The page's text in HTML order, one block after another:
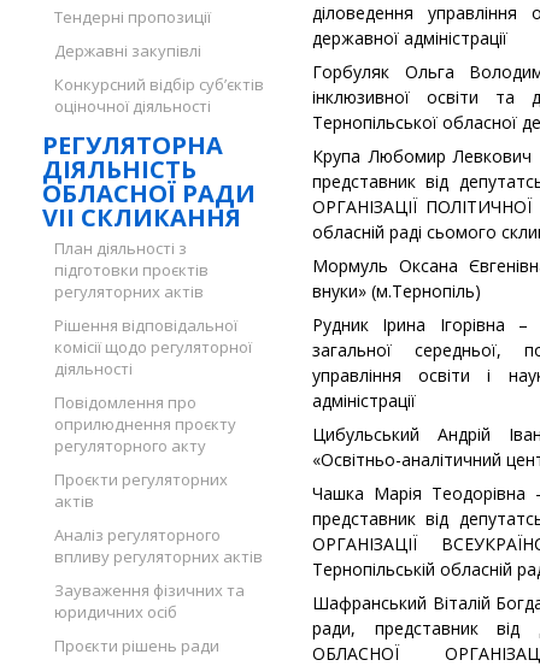
Тендерні пропозиції
Державні закупівлі
Конкурсний відбір суб’єктів
оціночної діяльності
РЕГУЛЯТОРНА
ДІЯЛЬНІСТЬ
ОБЛАСНОЇ РАДИ
VII СКЛИКАННЯ
План діяльності з
підготовки проєктів
регуляторних актів
Рішення відповідальної
комісії щодо регуляторної
діяльності
Повідомлення про
оприлюднення проєкту
регуляторного акту
Проєкти регуляторних
актів
Аналіз регуляторного
впливу регуляторних актів
Зауваження фізичних та
юридичних осіб
Проєкти рішень ради
діловедення управління
державної адміністрації
Горбуляк Ольга
інклюзивної освіти та
Тернопільської обласної
Крупа Любомир Левкович
представник від
ОРГАНІЗАЦІЇ ПОЛІТИЧНОЇ
обласній раді сьомого
Мормуль Оксана
внуки» (м.Тернопіль)
Рудник Ірина Ігорівна –
загальної середньої,
управління освіти і
адміністрації
Цибульський Андрій
«Освітньо-аналітичний
Чашка Марія Теодорівна
представник від
ОРГАНІЗАЦІЇ
Тернопільській обласній
Шафранський Віталій
ради, представник від
ОБЛАСНОЇ